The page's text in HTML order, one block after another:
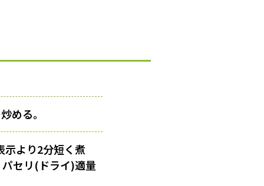
める。
示より2分短く煮
セリ(ドライ)適量